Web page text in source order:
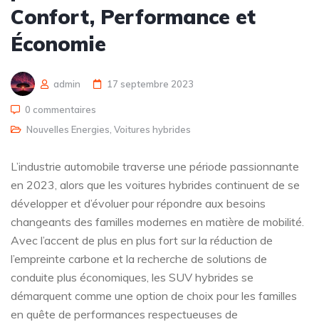
Confort, Performance et
Économie
admin 17 septembre 2023
0 commentaires
Nouvelles Energies Voitures hybrides
L’industrie automobile traverse une période passionnante
en 2023, alors que les voitures hybrides continuent de se
développer et d’évoluer pour répondre aux besoins
changeants des familles modernes en matière de mobilité.
Avec l’accent de plus en plus fort sur la réduction de
l’empreinte carbone et la recherche de solutions de
conduite plus économiques, les SUV hybrides se
démarquent comme une option de choix pour les familles
en quête de performances respectueuses de